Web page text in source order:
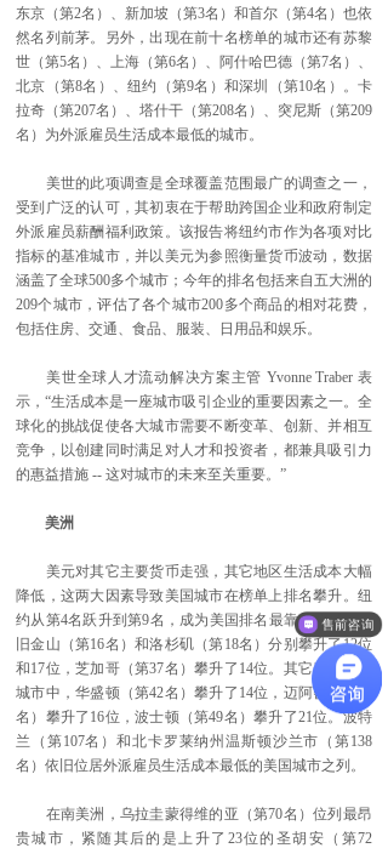
东京（第2名）、新加坡（第3名）和首尔（第4名）也依
然名列前茅。另外，出现在前十名榜单的城市还有苏黎
世（第5名）、上海（第6名）、阿什哈巴德（第7名）、
北京（第8名）、纽约（第9名）和深圳（第10名）。卡
拉奇（第207名）、塔什干（第208名）、突尼斯（第209
名）为外派雇员生活成本最低的城市。
美世的此项调查是全球覆盖范围最广的调查之一，
受到广泛的认可，其初衷在于帮助跨国企业和政府制定
外派雇员薪酬福利政策。该报告将纽约市作为各项对比
指标的基准城市，并以美元为参照衡量货币波动，数据
涵盖了全球500多个城市；今年的排名包括来自五大洲的
209个城市，评估了各个城市200多个商品的相对花费，
包括住房、交通、食品、服装、日用品和娱乐。
美世全球人才流动解决方案主管 Yvonne Traber 表
示，“生活成本是一座城市吸引企业的重要因素之一。全
球化的挑战促使各大城市需要不断变革、创新、并相互
竞争，以创建同时满足对人才和投资者，都兼具吸引力
的惠益措施 -- 这对城市的未来至关重要。”
美洲
美元对其它主要货币走强，其它地区生活成本大幅
降低，这两大因素导致美国城市在榜单上排名攀升。纽
约从第4名跃升到第9名，成为美国排名最靠前的城市。
旧金山（第16名）和洛杉矶（第18名）分别攀升了12位
和17位，芝加哥（第37名）攀升了14位。其它美国主要
城市中，华盛顿（第42名）攀升了14位，迈阿密（第44
名）攀升了16位，波士顿（第49名）攀升了21位。波特
兰（第107名）和北卡罗莱纳州温斯顿沙兰市（第138
名）依旧位居外派雇员生活成本最低的美国城市之列。
在南美洲，乌拉圭蒙得维的亚（第70名）位列最昂
贵城市，紧随其后的是上升了23位的圣胡安（第72
售前咨询